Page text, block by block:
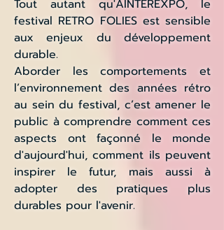
Tout autant qu'AINTEREXPO, le
festival RETRO FOLIES est sensible
aux enjeux du développement
durable.
Aborder les comportements et
l’environnement des années rétro
au sein du festival, c’est amener le
public à comprendre comment ces
aspects ont façonné le monde
d'aujourd'hui, comment ils peuvent
inspirer le futur, mais aussi à
adopter des pratiques plus
durables pour l'avenir.